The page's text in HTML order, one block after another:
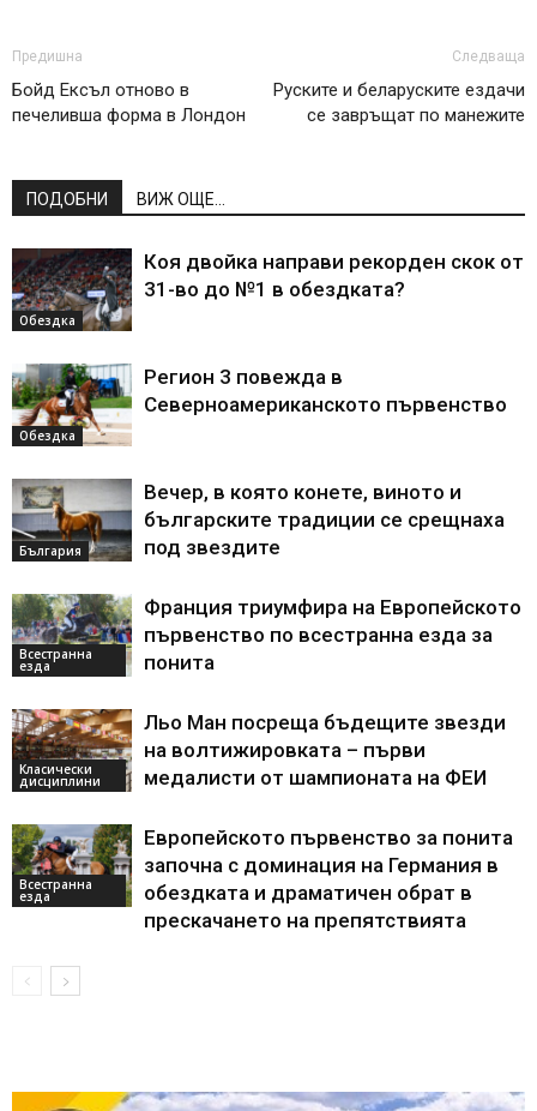
Предишна
Бойд Ексъл отново в
печеливша форма в Лондон
Следваща
Руските и беларуските ездачи
се завръщат по манежите
ПОДОБНИ ВИЖ ОЩЕ...
Обездка
Коя двойка направи рекорден скок от
31-во до №1 в обездката?
Обездка
Регион 3 повежда в
Северноамериканското първенство
България
Вечер, в която конете, виното и
българските традиции се срещнаха
под звездите
Всестранна
езда
Франция триумфира на Европейското
първенство по всестранна езда за
понита
Класически
дисциплини
Льо Ман посреща бъдещите звезди
на волтижировката – първи
медалисти от шампионата на ФЕИ
Всестранна
езда
Европейското първенство за понита
започна с доминация на Германия в
обездката и драматичен обрат в
прескачането на препятствията